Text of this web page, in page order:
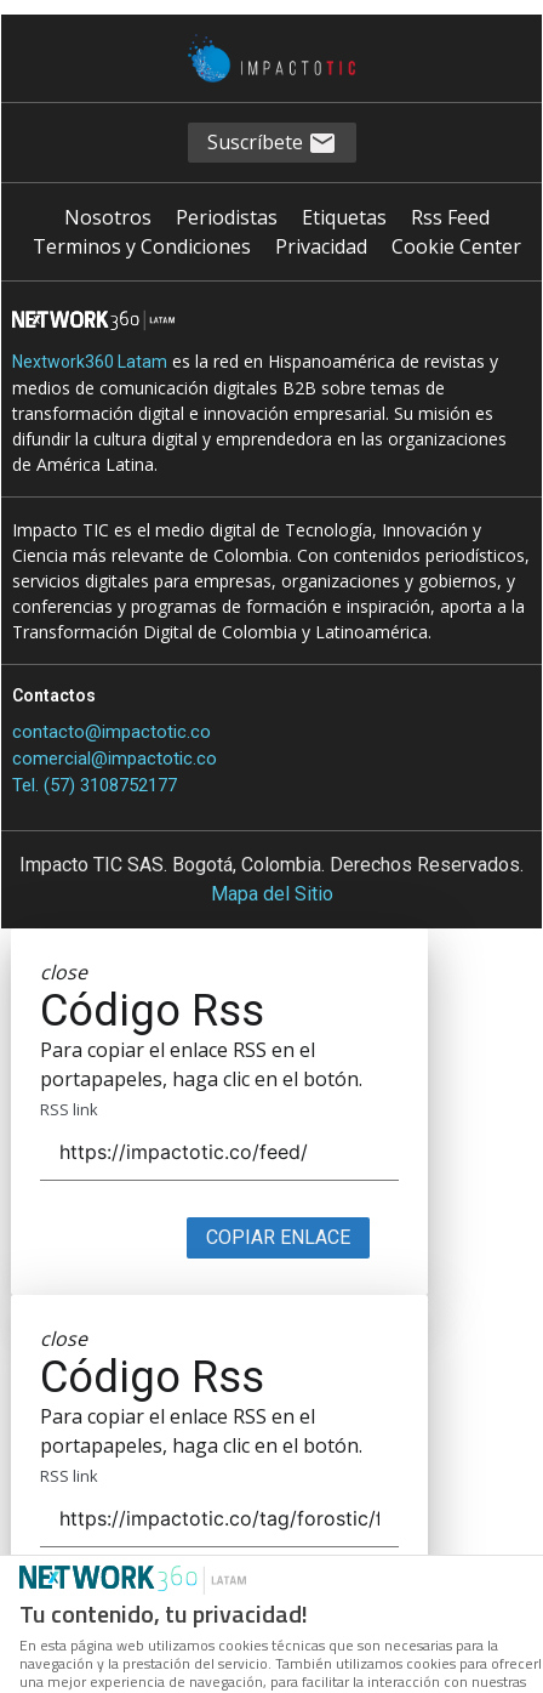
Tu contenido, tu privacidad!
En esta página web utilizamos cookies técnicas que son necesarias para la
navegación y la prestación del servicio. También utilizamos cookies para
una mejor experiencia de navegación, para facilitar la interacción con nuestras
Suscríbete
Nosotros Periodistas Etiquetas
Rss Feed
Terminos y Condiciones
Privacidad Cookie Center
Nextwork360 Latam es la red en Hispanoamérica de revistas y
medios de comunicación digitales B2B sobre temas de
transformación digital e innovación empresarial. Su misión es
difundir la cultura digital y emprendedora en las organizaciones
de América Latina.
Impacto TIC es el medio digital de Tecnología, Innovación y
Ciencia más relevante de Colombia. Con contenidos periodísticos,
servicios digitales para empresas, organizaciones y gobiernos, y
conferencias y programas de formación e inspiración, aporta a la
Transformación Digital de Colombia y Latinoamérica.
Contactos
contacto@impactotic.co
comercial@impactotic.co
Tel. (57) 3108752177
Impacto TIC SAS. Bogotá, Colombia. Derechos Reservados.
Mapa del Sitio
close
Código Rss
Para copiar el enlace RSS en el
portapapeles, haga clic en el botón.
RSS link
COPIAR ENLACE
close
Código Rss
Para copiar el enlace RSS en el
portapapeles, haga clic en el botón.
RSS link
COPIAR ENLACE